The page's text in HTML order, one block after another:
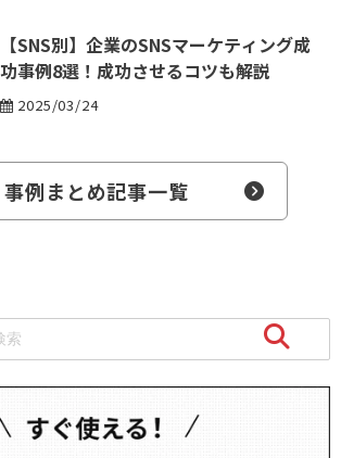
【SNS別】企業のSNSマーケティング成
功事例8選！成功させるコツも解説
2025/03/24
事例まとめ記事一覧